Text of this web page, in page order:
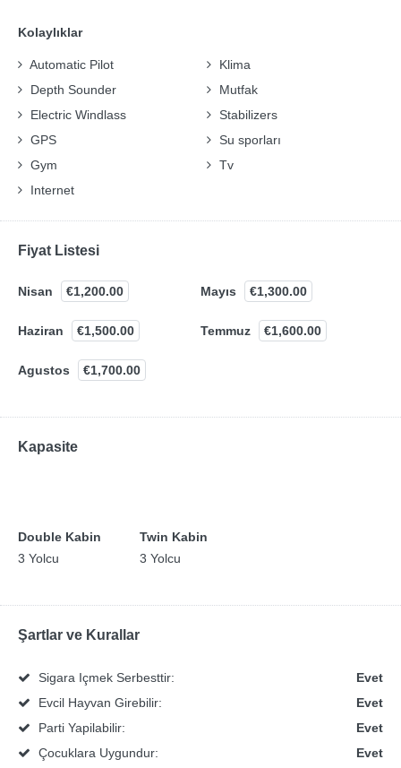
Kolaylıklar
Automatic Pilot
Depth Sounder
Electric Windlass
GPS
Gym
Internet
Klima
Mutfak
Stabilizers
Su sporları
Tv
Fiyat Listesi
Nisan €1,200.00 Mayıs €1,300.00
Haziran €1,500.00 Temmuz €1,600.00
Agustos €1,700.00
Kapasite
Double Kabin
3 Yolcu
Twin Kabin
3 Yolcu
Şartlar ve Kurallar
Sigara Içmek Serbesttir:
Evet
Evcil Hayvan Girebilir:
Evet
Parti Yapilabilir:
Evet
Çocuklara Uygundur:
Evet